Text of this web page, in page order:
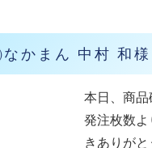
かまん 中村 和様
本日、商
発注枚数
きありが